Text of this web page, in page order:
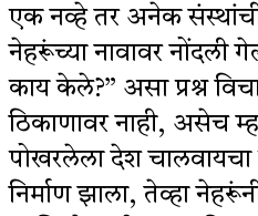
एक नव्हे तर अनेक संस्थांची
नेहरूंच्या नावावर नोंदली
काय केले?” असा प्रश्न
ठिकाणावर नाही, असेच
पोखरलेला देश चालवायचा
निर्माण झाला, तेव्हा